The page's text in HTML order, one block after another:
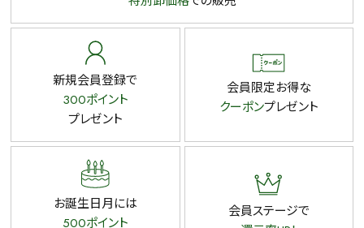
新規会員登録で
300ポイント
プレゼント
会員限定お得な
クーポンプレゼント
お誕生日月には
500ポイント
会員ステージで